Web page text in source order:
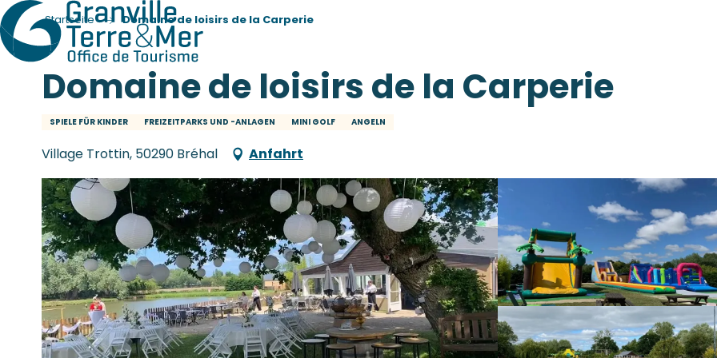
Startseite Domaine de loisirs de la Carperie
Domaine de loisirs de la Carperie
SPIELE FÜR KINDER FREIZEITPARKS UND -ANLAGEN MINI GOLF ANGELN
Village Trottin, 50290 Bréhal Anfahrt